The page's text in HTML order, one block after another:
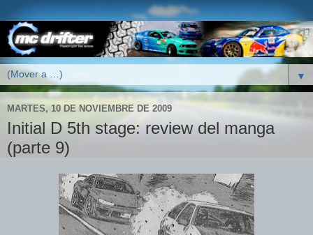
▼
MARTES, 10 DE NOVIEMBRE DE 2009
Initial D 5th stage: review del manga
(parte 9)